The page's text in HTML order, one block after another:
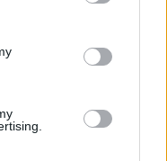
third-party tags to
in below Google
το μέλλον του,
της
φον ντερ